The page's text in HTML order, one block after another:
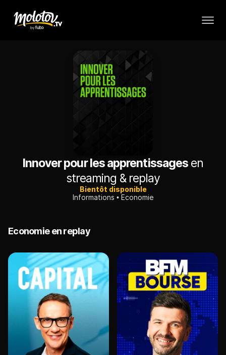
Innover pour les apprentissages en
streaming & replay
Bientôt disponible
Informations
Economie
Economie en replay